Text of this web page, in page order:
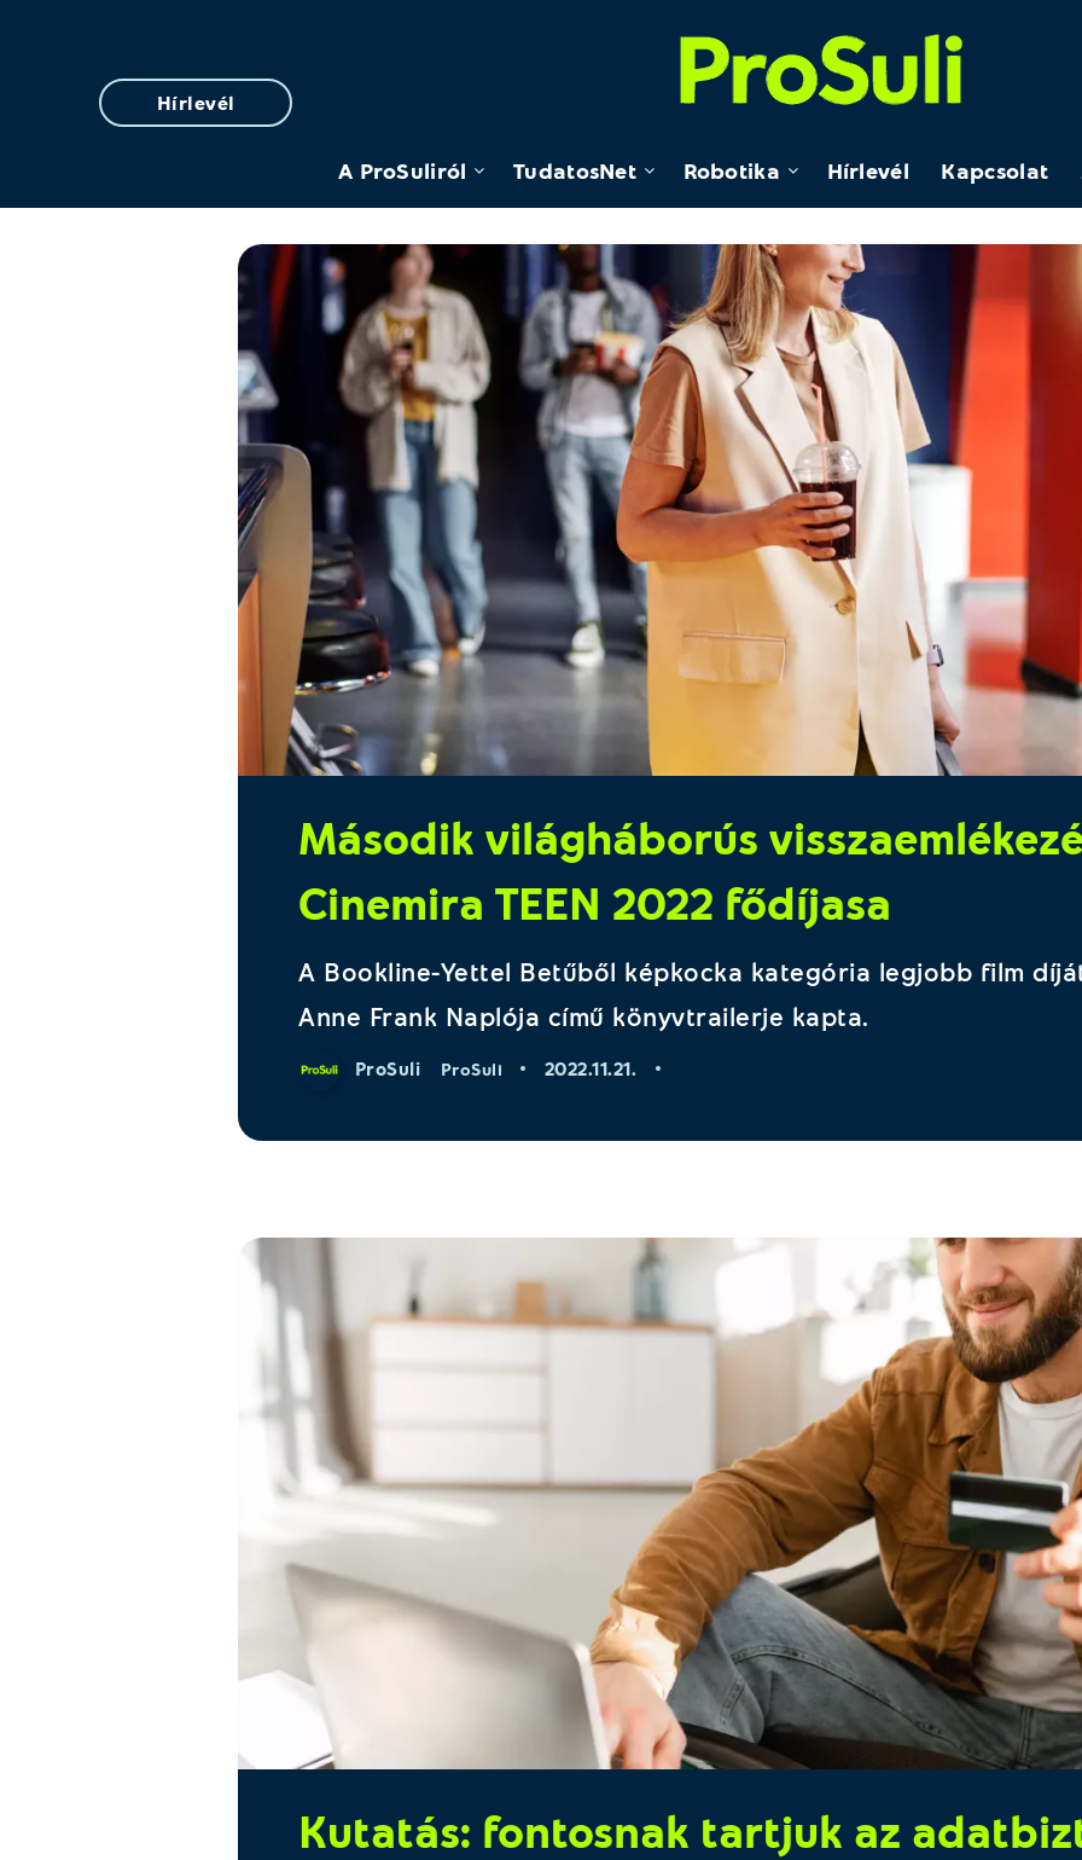
Hírlevél
A ProSuliról TudatosNet Robotika Hírlevél Kapcsolat
Második világháborús
Cinemira TEEN 2022 fődíjasa
A Bookline-Yettel Betűből képkocka kategória legjobb film
Anne Frank Naplója című könyvtrailerje kapta.
ProSuli ProSuli 2022.11.21.
Kutatás: fontosnak tartjuk az